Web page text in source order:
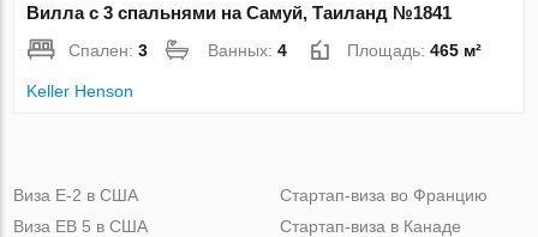
Вилла с 3 спальнями на Самуй, Таиланд №1841
Спален:3 Ванных:4 Площадь:465 м²
Keller Henson
Виза Е-2 в США
Виза ЕВ 5 в США
Стартап-виза во Францию
Стартап-виза в Канаде